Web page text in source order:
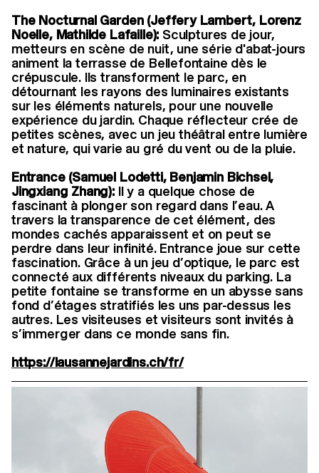
The Nocturnal Garden (Jeffery Lambert, Lorenz
Noelle, Mathilde Lafaille): Sculptures de jour,
metteurs en scène de nuit, une série d'abat-jours
animent la terrasse de Bellefontaine dès le
crépuscule. Ils transforment le parc, en
détournant les rayons des luminaires existants
sur les éléments naturels, pour une nouvelle
expérience du jardin. Chaque réflecteur crée de
petites scènes, avec un jeu théâtral entre lumière
et nature, qui varie au gré du vent ou de la pluie.
Entrance (Samuel Lodetti, Benjamin Bichsel,
Jingxiang Zhang): Il y a quelque chose de
fascinant à plonger son regard dans l’eau. A
travers la transparence de cet élément, des
mondes cachés apparaissent et on peut se
perdre dans leur infinité. Entrance joue sur cette
fascination. Grâce à un jeu d’optique, le parc est
connecté aux différents niveaux du parking. La
petite fontaine se transforme en un abysse sans
fond d’étages stratifiés les uns par-dessus les
autres. Les visiteuses et visiteurs sont invités à
s’immerger dans ce monde sans fin.
https://lausannejardins.ch/fr/